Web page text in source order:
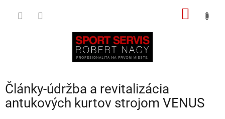
Články-údržba a revitalizácia
antukových kurtov strojom VENUS